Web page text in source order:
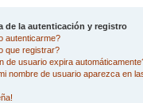
de la autenticación y registro
autenticarme?
que registrar?
de usuario expira
nombre de usuario aparezca en